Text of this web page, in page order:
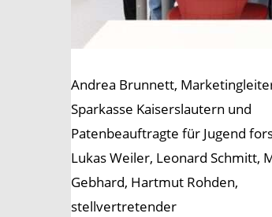
Andrea Brunnett,
Sparkasse Kaiserslautern und
Patenbeauftragte für Jugend
Lukas Weiler, Leonard Schmitt,
Gebhard, Hartmut Rohden,
stellvertretender